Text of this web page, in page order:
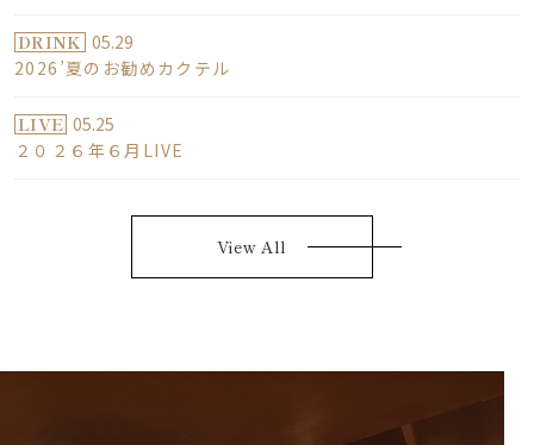
DRINK 05.29
2026’夏のお勧めカクテル
LIVE 05.25
２０２６年６月LIVE
View All